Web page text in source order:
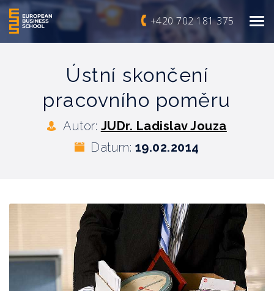
+420 702 181 375
Ústní skončení
pracovního poměru
Autor: JUDr. Ladislav Jouza
Datum: 19.02.2014